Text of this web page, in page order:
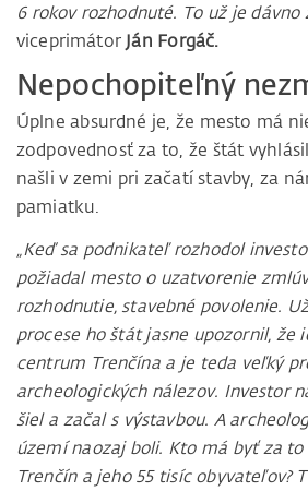
6 rokov rozhodnuté. To už je dávno
viceprimátor Ján Forgáč.
Nepochopiteľný
Úplne absurdné je, že mesto má
zodpovednosť za to, že štát
našli v zemi pri začatí stavby, za
pamiatku.
„Keď sa podnikateľ rozhodol
požiadal mesto o uzatvorenie
rozhodnutie, stavebné povolenie.
procese ho štát jasne upozornil, že
centrum Trenčína a je teda veľký
archeologických nálezov. Investor
šiel a začal s výstavbou. A
území naozaj boli. Kto má byť za to
Trenčín a jeho 55 tisíc obyvateľov?